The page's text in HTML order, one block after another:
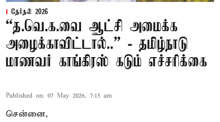
தேர்தல் 2026
“த.வெ.க.வை ஆட்சி அமைக்க
அழைக்காவிட்டால்..” - தமிழ்நாடு
மாணவர் காங்கிரஸ் கடும் எச்சரிக்கை
Published on: 07 May 2026, 7:15 am
சென்னை,